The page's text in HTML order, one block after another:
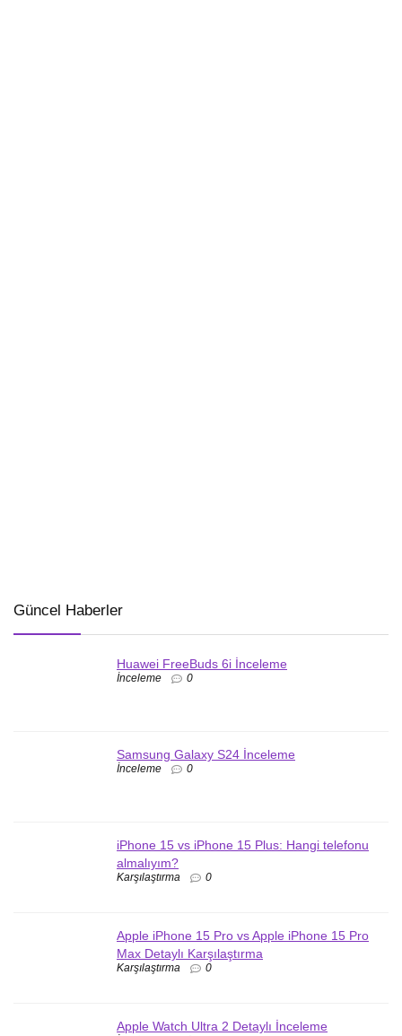
Güncel Haberler
Huawei FreeBuds 6i İnceleme
İnceleme 0
Samsung Galaxy S24 İnceleme
İnceleme 0
iPhone 15 vs iPhone 15 Plus: Hangi telefonu
almalıyım?
Karşılaştırma 0
Apple iPhone 15 Pro vs Apple iPhone 15 Pro
Max Detaylı Karşılaştırma
Karşılaştırma 0
Apple Watch Ultra 2 Detaylı İnceleme